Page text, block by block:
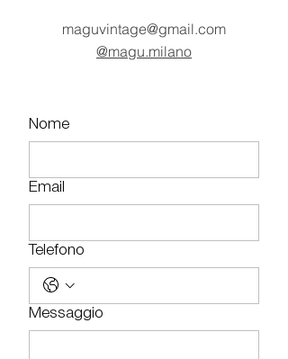
maguvintage@gmail.com
@magu.milano
Nome
Email
Telefono
Messaggio